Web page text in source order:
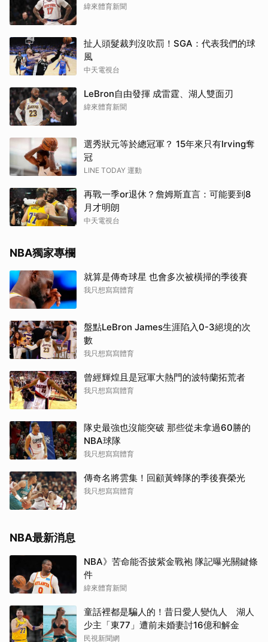
緯來體育新聞
扯人頭髮裁判沒吹罰！SGA：代表我們的球
風
中天電視台
LeBron自由發揮 成雷霆、湖人雙面刃
緯來體育新聞
選秀狀元等於總冠軍？ 15年來只有Irving奪
冠
LINE TODAY 運動
再戰一季or退休？詹姆斯直言：可能要到8
月才明朗
中天電視台
NBA獨家專欄
就算是傳奇球星 也會多次被橫掃的季後賽
我只想寫寫體育
盤點LeBron James生涯陷入0-3絕境的次
數
我只想寫寫體育
曾經輝煌且是冠軍大熱門的波特蘭拓荒者
我只想寫寫體育
隊史最強也沒能突破 那些從未拿過60勝的
NBA球隊
我只想寫寫體育
傳奇名將雲集！回顧黃蜂隊的季後賽榮光
我只想寫寫體育
NBA最新消息
NBA》苦命能否披紫金戰袍 隊記曝光關鍵條
件
緯來體育新聞
童話裡都是騙人的！昔日愛人變仇人 湖人
少主「東77」遭前未婚妻討16億和解金
民視新聞網